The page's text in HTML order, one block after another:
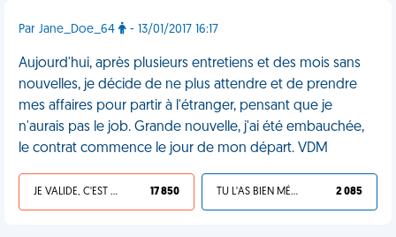
Par Jane_Doe_64 - 13/01/2017 16:17
Aujourd'hui, après plusieurs entretiens et des mois sans
nouvelles, je décide de ne plus attendre et de prendre
mes affaires pour partir à l'étranger, pensant que je
n'aurais pas le job. Grande nouvelle, j'ai été embauchée,
le contrat commence le jour de mon départ. VDM
JE VALIDE, C'EST UNE VDM 17 850 TU L'AS BIEN MÉRITÉ 2 085